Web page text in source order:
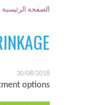
الصفحة الرئيسية
30/08/2018
options.